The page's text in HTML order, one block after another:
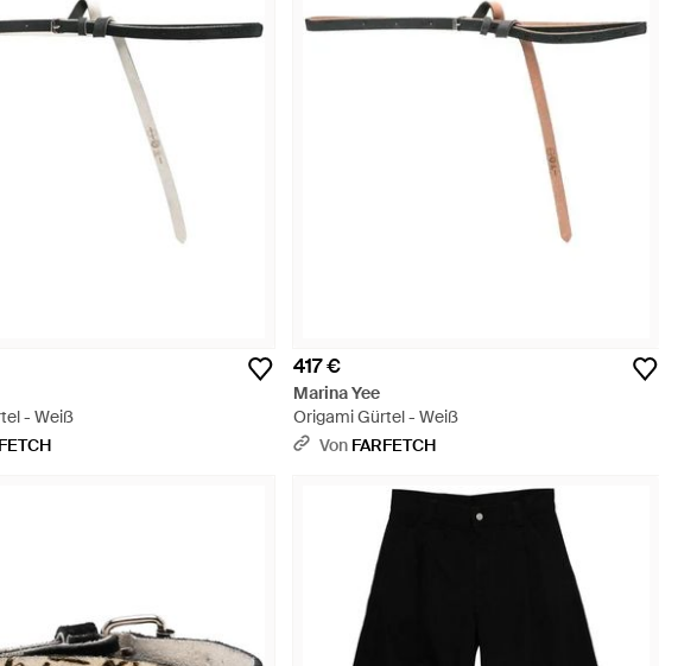
- Weiß
417 €
Marina Yee
Origami Gürtel - Weiß
Von FARFETCH